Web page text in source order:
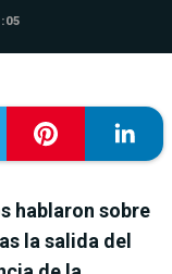
hablaron sobre
la salida del